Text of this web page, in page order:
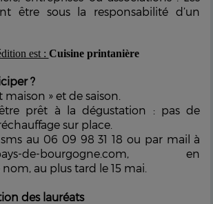
être sous la responsabilité d’un
est : Cuisine printanière
?
maison » et de saison.
prêt à la dégustation : pas de
sur place.
au 06 09 98 31 18 ou par mail à
pays-de-bourgogne.com, en
au plus tard le 15 mai.
des lauréats